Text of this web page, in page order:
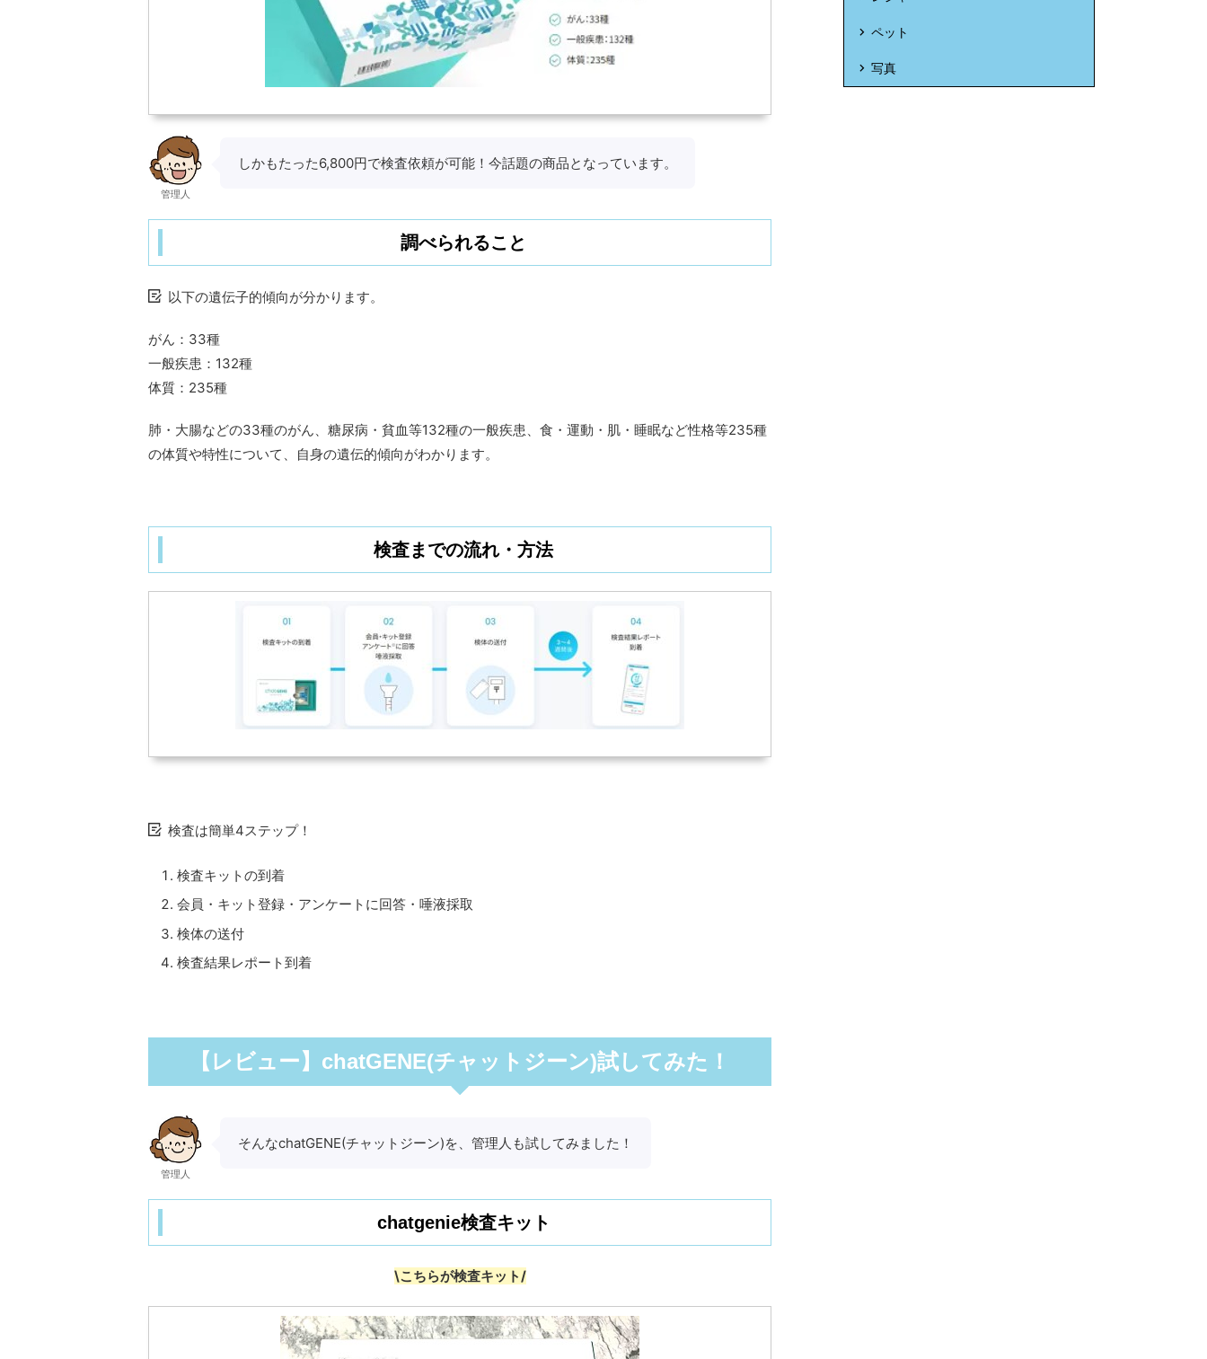
管理人
しかもたった6,800円で検査依頼が可能！今話題の商品となっています。
調べられること
以下の遺伝子的傾向が分かります。
がん：33種
一般疾患：132種
体質：235種
肺・大腸などの33種のがん、糖尿病・貧血等132種の一般疾患、食・運動・肌・睡眠など性格等235種
の体質や特性について、自身の遺伝的傾向がわかります。
検査までの流れ・方法
検査は簡単4ステップ！
検査キットの到着
会員・キット登録・アンケートに回答・唾液採取
検体の送付
検査結果レポート到着
【レビュー】chatGENE(チャットジーン)試してみた！
管理人
そんなchatGENE(チャットジーン)を、管理人も試してみました！
chatgenie検査キット
\こちらが検査キット/
ペット
写真